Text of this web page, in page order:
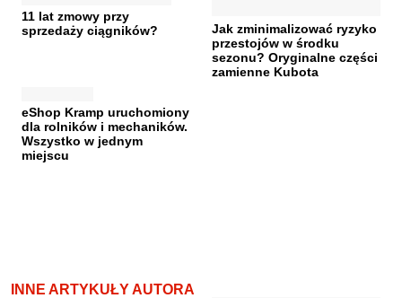
11 lat zmowy przy
sprzedaży ciągników?
Jak zminimalizować ryzyko
przestojów w środku
sezonu? Oryginalne części
zamienne Kubota
eShop Kramp uruchomiony
dla rolników i mechaników.
Wszystko w jednym
miejscu
INNE ARTYKUŁY AUTORA